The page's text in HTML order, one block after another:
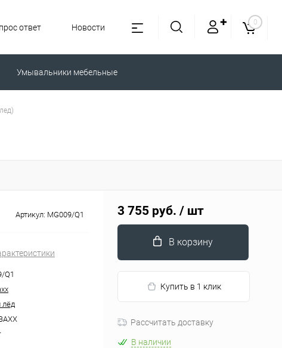
ответ Новости
✚ 0
Умывальники мебельные
Артикул: MG009/Q1
Q1
лёд
3 755 руб. / шт
В корзину
Купить в 1 клик
Рассчитать доставку
В наличии